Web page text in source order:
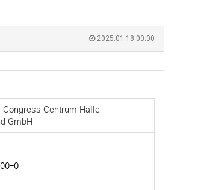
2025.01.18 00:00
Congress Centrum Halle
GmbH
0